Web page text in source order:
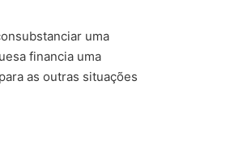
uma
financia uma
as outras situações